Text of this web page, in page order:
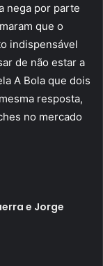
nega por parte
que o
indispensável
de não estar a
A Bola que dois
resposta,
no mercado
e Jorge